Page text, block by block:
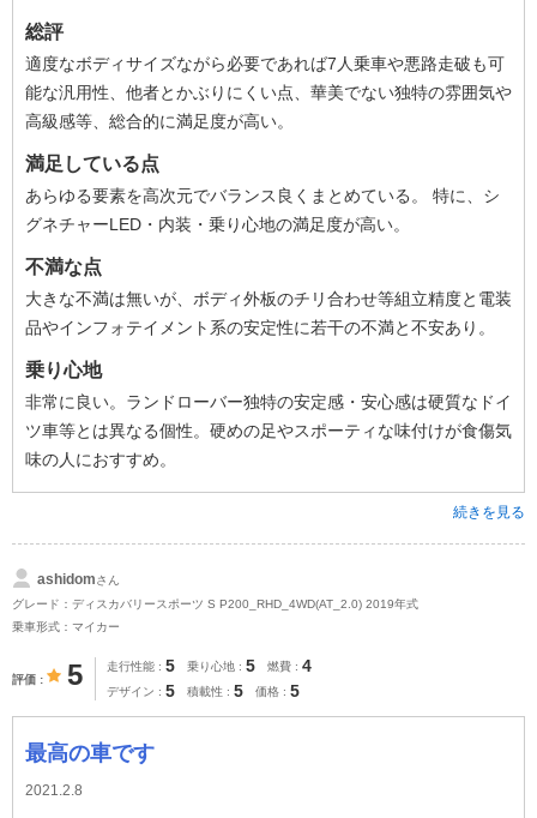
総評
適度なボディサイズながら必要であれば7人乗車や悪路走破も可
能な汎用性、他者とかぶりにくい点、華美でない独特の雰囲気や
高級感等、総合的に満足度が高い。
満足している点
あらゆる要素を高次元でバランス良くまとめている。 特に、シ
グネチャーLED・内装・乗り心地の満足度が高い。
不満な点
大きな不満は無いが、ボディ外板のチリ合わせ等組立精度と電装
品やインフォテイメント系の安定性に若干の不満と不安あり。
乗り心地
非常に良い。ランドローバー独特の安定感・安心感は硬質なドイ
ツ車等とは異なる個性。硬めの足やスポーティな味付けが食傷気
味の人におすすめ。
続きを見る
ashidomさん
グレード：ディスカバリースポーツ S P200_RHD_4WD(AT_2.0) 2019年式
乗車形式：マイカー
評価 5 走行性能 5 乗り心地 5 燃費 4
デザイン 5 積載性 5 価格 5
最高の車です
2021.2.8